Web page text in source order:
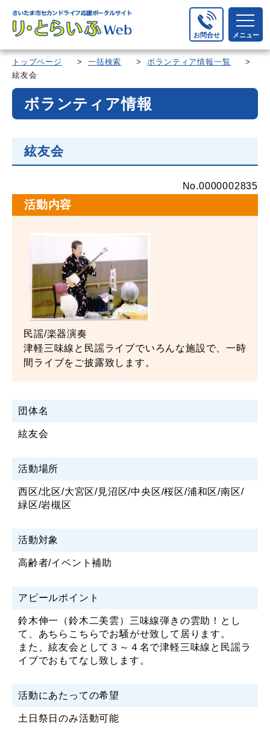
お問合せ メニュー
トップページ >一括検索 >ボランティア情報一覧
>
絃友会
ボランティア情報
絃友会
No.0000002835
活動内容
民謡/楽器演奏
津軽三味線と民謡ライブでいろんな施設で、一時
間ライブをご披露致します。
団体名
絃友会
活動場所
西区/北区/大宮区/見沼区/中央区/桜区/浦和区/南区/
緑区/岩槻区
活動対象
高齢者/イベント補助
アピールポイント
鈴木伸一（鈴木二美雲）三味線弾きの雲助！とし
て、あちらこちらでお騒がせ致して居ります。
また、絃友会として３～４名で津軽三味線と民謡ラ
イブでおもてなし致します。
活動にあたっての希望
土日祭日のみ活動可能